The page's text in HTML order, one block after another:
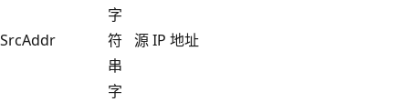
SrcAddr
字
符
串
源 IP 地址
字